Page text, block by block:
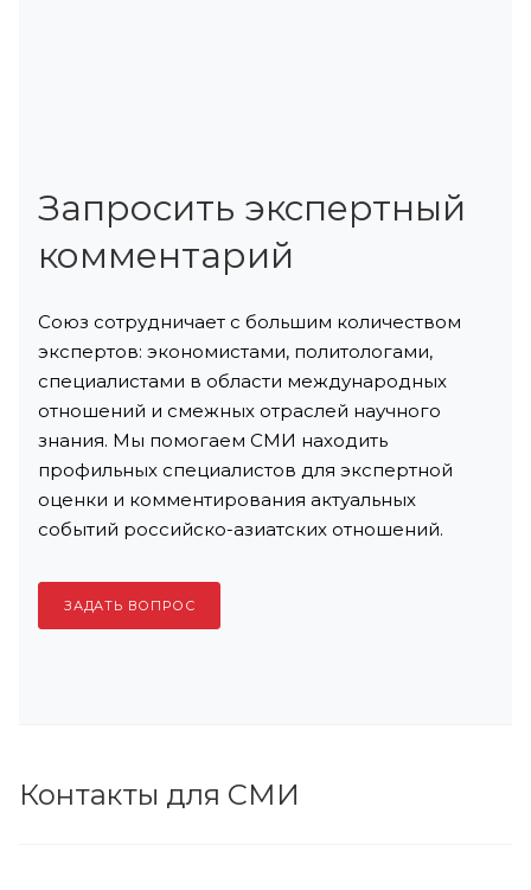
Запросить экспертный
комментарий
Союз сотрудничает с большим количеством
экспертов: экономистами, политологами,
специалистами в области международных
отношений и смежных отраслей научного
знания. Мы помогаем СМИ находить
профильных специалистов для экспертной
оценки и комментирования актуальных
событий российско-азиатских отношений.
ЗАДАТЬ ВОПРОС
Контакты для СМИ